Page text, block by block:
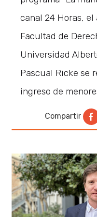
canal 24 Horas, el
Facultad de
Universidad
Pascual Ricke se
ingreso de
Compartir